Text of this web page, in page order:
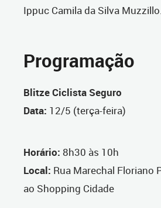
Ippuc Camila da Silva Muzzillo.
Programação
Blitze Ciclista Seguro
Data: 12/5 (terça-feira)
Horário: 8h30 às 10h
Local: Rua Marechal Floriano
ao Shopping Cidade